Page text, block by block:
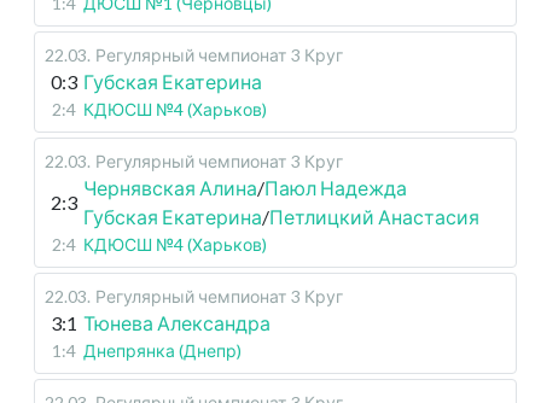
22.03. Регулярный чемпионат 3 Круг
0:3 Губская Екатерина
2:4 КДЮСШ №4 (Харьков)
22.03. Регулярный чемпионат 3 Круг
2:3
Чернявская Алина/Паюл Надежда
Губская Екатерина/Петлицкий Анастасия
2:4 КДЮСШ №4 (Харьков)
22.03. Регулярный чемпионат 3 Круг
3:1 Тюнева Александра
1:4 Днепрянка (Днепр)